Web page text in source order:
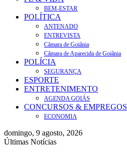
BEM-ESTAR
POLÍTICA
ANTENADO
ENTREVISTA
Câmara de Goiânia
Câmara de Aparecida de Goiânia
POLÍCIA
SEGURANÇA
ESPORTE
ENTRETENIMENTO
AGENDA GOIÁS
CONCURSOS & EMPREGOS
ECONOMIA
domingo, 9 agosto, 2026
Últimas Notícias